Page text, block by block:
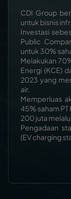
CDI Group
untuk bisnis
Investasi
Public
untuk 30%
Melakukan
Energi (KCE)
2023 yang
air.
Memperluas
45% saham PT
200 juta
Pengadaan
(EV charging